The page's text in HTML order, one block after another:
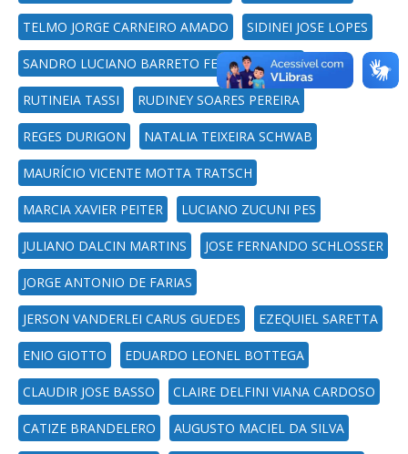
TELMO JORGE CARNEIRO AMADO SIDINEI JOSE LOPES
SANDRO LUCIANO BARRETO FENSTERSEIFER
RUTINEIA TASSI RUDINEY SOARES PEREIRA
REGES DURIGON NATALIA TEIXEIRA SCHWAB
MAURÍCIO VICENTE MOTTA TRATSCH
MARCIA XAVIER PEITER LUCIANO ZUCUNI PES
JULIANO DALCIN MARTINS JOSE FERNANDO SCHLOSSER
JORGE ANTONIO DE FARIAS
JERSON VANDERLEI CARUS GUEDES EZEQUIEL SARETTA
ENIO GIOTTO EDUARDO LEONEL BOTTEGA
CLAUDIR JOSE BASSO CLAIRE DELFINI VIANA CARDOSO
CATIZE BRANDELERO AUGUSTO MACIEL DA SILVA